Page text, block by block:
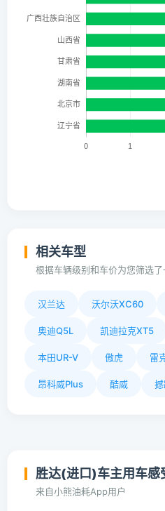
相关车型
根据车辆级别和车价为您筛选
汉兰达 沃尔沃XC60
奥迪Q5L 凯迪拉克XT5
本田UR-V 傲虎 雷
昂科威Plus 酷威
胜达(进口)车主用车感
来自小熊油耗App用户